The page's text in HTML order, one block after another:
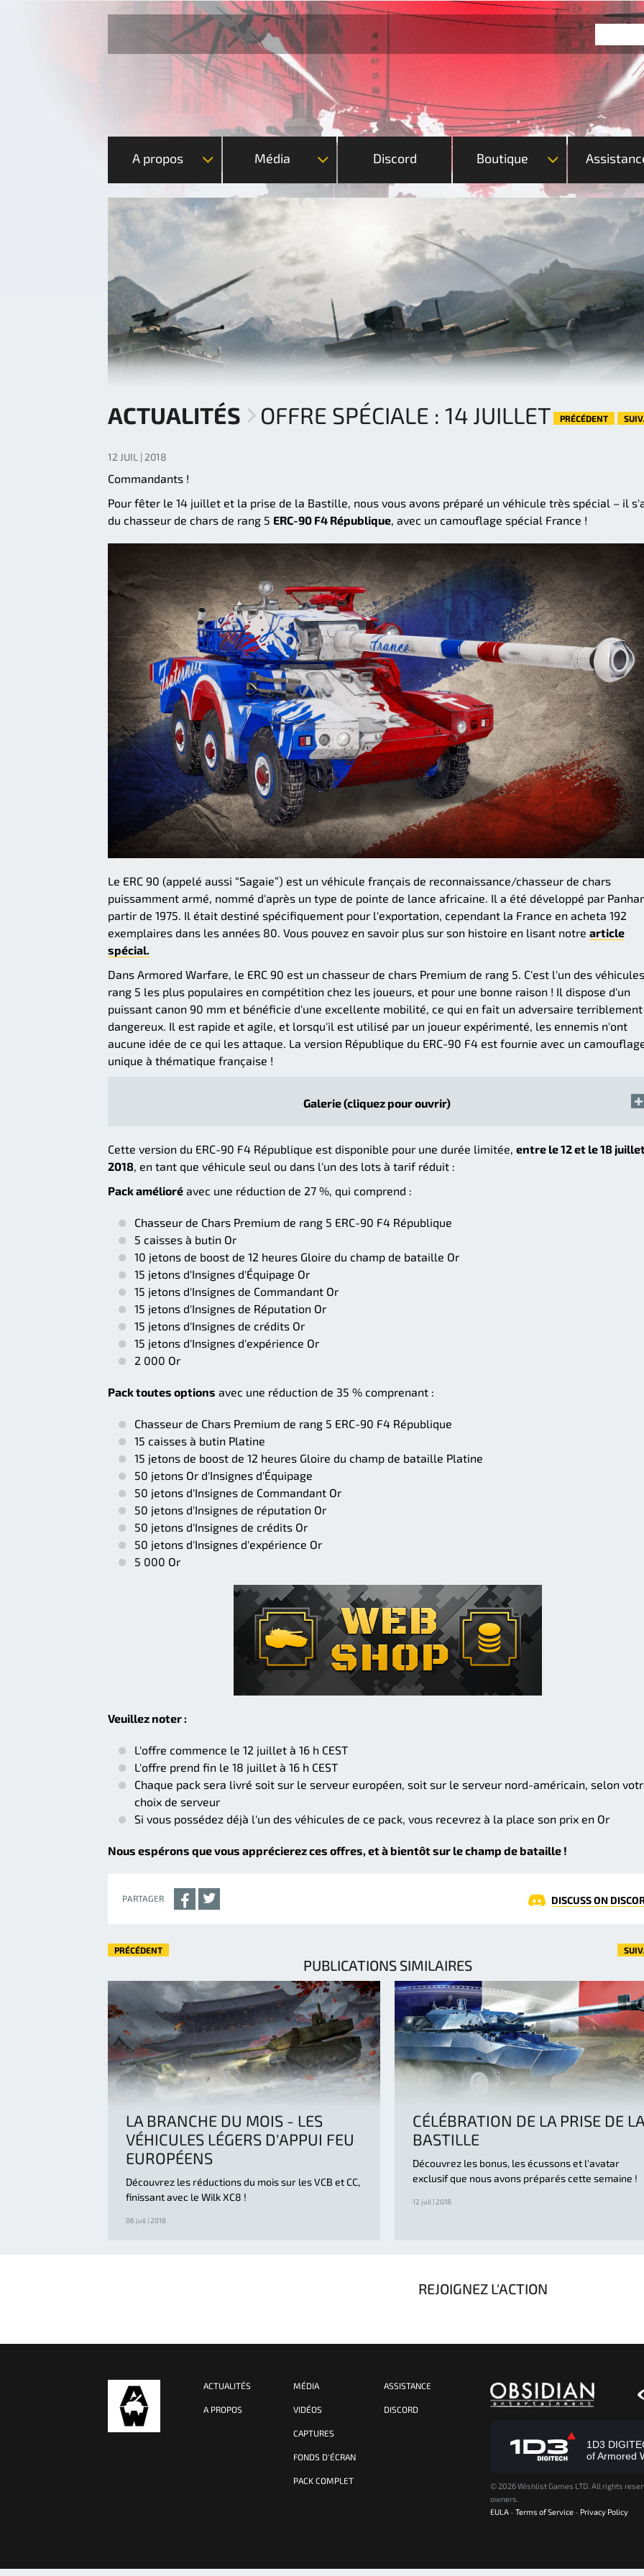
A propos Média Discord Boutique
ACTUALITÉS OFFRE SPÉCIALE : 14 JUILLET PRÉCÉDENT
12 JUIL | 2018
Commandants !
Pour fêter le 14 juillet et la prise de la Bastille, nous vous avons préparé un véhicule très spécial – il
du chasseur de chars de rang 5 ERC-90 F4 République, avec un camouflage spécial France !
Le ERC 90 (appelé aussi “Sagaie”) est un véhicule français de reconnaissance/chasseur de chars
puissamment armé, nommé d'après un type de pointe de lance africaine. Il a été développé par
partir de 1975. Il était destiné spécifiquement pour l'exportation, cependant la France en acheta 192
exemplaires dans les années 80. Vous pouvez en savoir plus sur son histoire en lisant notre article
spécial.
Dans Armored Warfare, le ERC 90 est un chasseur de chars Premium de rang 5. C'est l'un des
rang 5 les plus populaires en compétition chez les joueurs, et pour une bonne raison ! Il dispose d'un
puissant canon 90 mm et bénéficie d'une excellente mobilité, ce qui en fait un adversaire terriblement
dangereux. Il est rapide et agile, et lorsqu'il est utilisé par un joueur expérimenté, les ennemis n'ont
aucune idée de ce qui les attaque. La version République du ERC-90 F4 est fournie avec un
unique à thématique française !
Galerie (cliquez pour ouvrir)
Cette version du ERC-90 F4 République est disponible pour une durée limitée, entre le 12 et le 18
2018, en tant que véhicule seul ou dans l'un des lots à tarif réduit :
Pack amélioré avec une réduction de 27 %, qui comprend :
Chasseur de Chars Premium de rang 5 ERC-90 F4 République
5 caisses à butin Or
10 jetons de boost de 12 heures Gloire du champ de bataille Or
15 jetons d'Insignes d'Équipage Or
15 jetons d'Insignes de Commandant Or
15 jetons d'Insignes de Réputation Or
15 jetons d'Insignes de crédits Or
15 jetons d'Insignes d'expérience Or
2 000 Or
Pack toutes options avec une réduction de 35 % comprenant :
Chasseur de Chars Premium de rang 5 ERC-90 F4 République
15 caisses à butin Platine
15 jetons de boost de 12 heures Gloire du champ de bataille Platine
50 jetons Or d'Insignes d'Équipage
50 jetons d'Insignes de Commandant Or
50 jetons d'Insignes de réputation Or
50 jetons d'Insignes de crédits Or
50 jetons d'Insignes d'expérience Or
5 000 Or
Veuillez noter :
L'offre commence le 12 juillet à 16 h CEST
L'offre prend fin le 18 juillet à 16 h CEST
Chaque pack sera livré soit sur le serveur européen, soit sur le serveur nord-américain, selon
choix de serveur
Si vous possédez déjà l'un des véhicules de ce pack, vous recevrez à la place son prix en Or
Nous espérons que vous apprécierez ces offres, et à bientôt sur le champ de bataille !
PARTAGER DISCUSS ON
PRÉCÉDENT
PUBLICATIONS SIMILAIRES
LA BRANCHE DU MOIS - LES
VÉHICULES LÉGERS D'APPUI FEU
EUROPÉENS
Découvrez les réductions du mois sur les VCB et CC,
finissant avec le Wilk XC8 !
06 juil | 2018
CÉLÉBRATION DE LA PRISE DE LA
BASTILLE
Découvrez les bonus, les écussons et l'avatar
exclusif que nous avons préparés cette semaine !
12 juil | 2018
REJOIGNEZ L'ACTION
ACTUALITÉS
A PROPOS
MÉDIA
VIDÉOS
CAPTURES
FONDS D'ÉCRAN
PACK COMPLET
ASSISTANCE
DISCORD
1D3
of Armored
© 2026 Wishlist Games LTD. All rights
owners.
EULA - Terms of Service - Privacy Policy